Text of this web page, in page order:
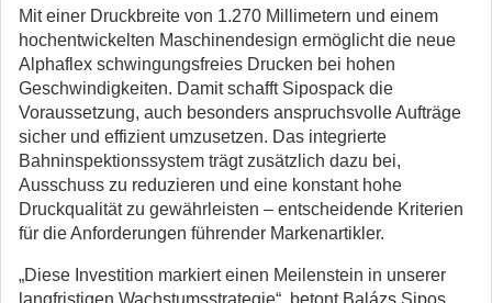
Mit einer Druckbreite von 1.270 Millimetern und einem
hochentwickelten Maschinendesign ermöglicht die neue
Alphaflex schwingungsfreies Drucken bei hohen
Geschwindigkeiten. Damit schafft Sipospack die
Voraussetzung, auch besonders anspruchsvolle Aufträge
sicher und effizient umzusetzen. Das integrierte
Bahninspektionssystem trägt zusätzlich dazu bei,
Ausschuss zu reduzieren und eine konstant hohe
Druckqualität zu gewährleisten – entscheidende Kriterien
für die Anforderungen führender Markenartikler.
„Diese Investition markiert einen Meilenstein in unserer
langfristigen Wachstumsstrategie“, betont Balázs Sipos.